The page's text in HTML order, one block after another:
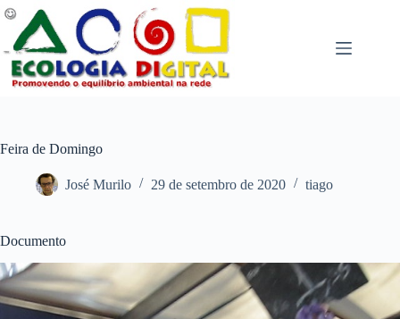
Pular
para
conteúdo
Feira de Domingo
José Murilo 29 de setembro de 2020 tiago
Documento